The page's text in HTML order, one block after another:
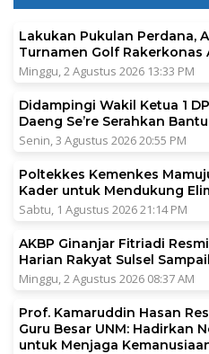
Lakukan Pukulan Perdana,
Turnamen Golf Rakerkonas
Minggu, 2 Agustus 2026 13:33 PM
Didampingi Wakil Ketua 1
Daeng Se’re Serahkan
Senin, 3 Agustus 2026 20:55 PM
Poltekkes Kemenkes
Kader untuk Mendukung
Sabtu, 1 Agustus 2026 21:14 PM
AKBP Ginanjar Fitriadi
Harian Rakyat Sulsel
Minggu, 2 Agustus 2026 08:37 AM
Prof. Kamaruddin Hasan
Guru Besar UNM: Hadirkan
untuk Menjaga